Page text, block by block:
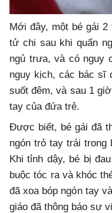
Mới đây, một bé gái
tử chi sau khi quấn
ngủ trưa, và có nguy
nguy kịch, các bác sĩ
suốt đêm, và sau 1
tay của đứa trẻ.
Được biết, bé gái đã
ngón trỏ tay trái
Khi tỉnh dậy, bé bị
buộc tóc ra và khóc
đã xoa bóp ngón tay
giáo đã thông báo sự